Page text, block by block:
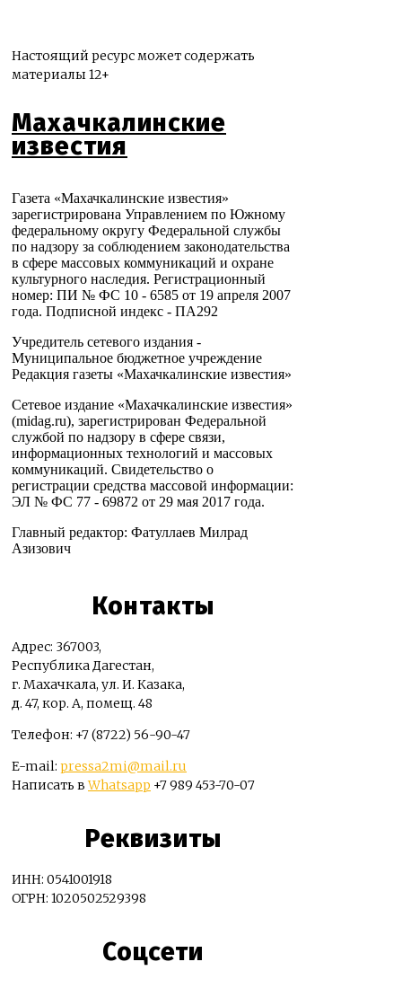
Настоящий ресурс может содержать
материалы 12+
Махачкалинские
известия
Газета «Махачкалинские известия»
зарегистрирована Управлением по Южному
федеральному округу Федеральной службы
по надзору за соблюдением законодательства
в сфере массовых коммуникаций и охране
культурного наследия. Регистрационный
номер: ПИ № ФС 10 - 6585 от 19 апреля 2007
года. Подписной индекс - ПА292
Учредитель сетевого издания -
Муниципальное бюджетное учреждение
Редакция газеты «Махачкалинские известия»
Сетевое издание «Махачкалинские известия»
(midag.ru), зарегистрирован Федеральной
службой по надзору в сфере связи,
информационных технологий и массовых
коммуникаций. Свидетельство о
регистрации средства массовой информации:
ЭЛ № ФС 77 - 69872 от 29 мая 2017 года.
Главный редактор: Фатуллаев Милрад
Азизович
Контакты
Адрес: 367003,
Республика Дагестан,
г. Махачкала, ул. И. Казака,
д. 47, кор. А, помещ. 48
Телефон: +7 (8722) 56-90-47
E-mail: pressa2mi@mail.ru
Написать вWhatsapp +7 989 453-70-07
Реквизиты
ИНН: 0541001918
ОГРН: 1020502529398
Соцсети